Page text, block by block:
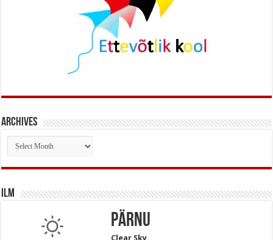
Archives
Archives
Ilm
Pärnu
Clear Sky